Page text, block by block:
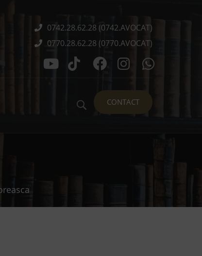
0742.28.62.28 (0742.AVOCAT)
0770.28.62.28 (0770.AVOCAT)
CONTACT